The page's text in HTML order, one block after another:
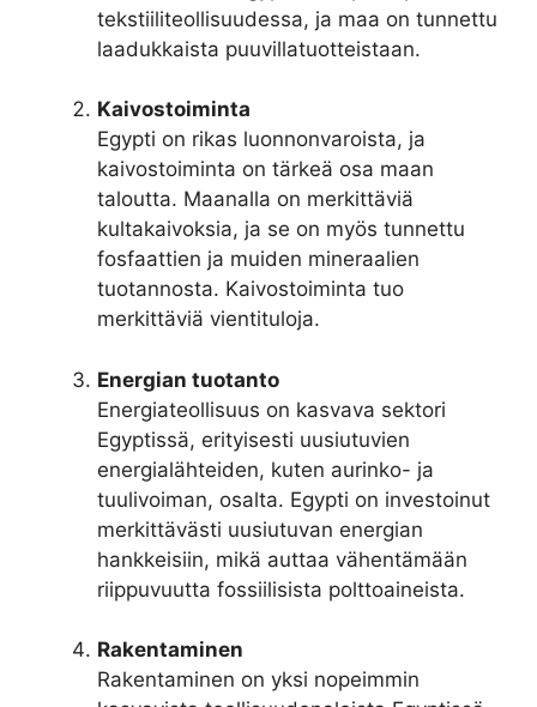
tekstiiliteollisuudessa, ja maa on tunnettu
laadukkaista puuvillatuotteistaan.
Kaivostoiminta
Egypti on rikas luonnonvaroista, ja
kaivostoiminta on tärkeä osa maan
taloutta. Maanalla on merkittäviä
kultakaivoksia, ja se on myös tunnettu
fosfaattien ja muiden mineraalien
tuotannosta. Kaivostoiminta tuo
merkittäviä vientituloja.
Energian tuotanto
Energiateollisuus on kasvava sektori
Egyptissä, erityisesti uusiutuvien
energialähteiden, kuten aurinko- ja
tuulivoiman, osalta. Egypti on investoinut
merkittävästi uusiutuvan energian
hankkeisiin, mikä auttaa vähentämään
riippuvuutta fossiilisista polttoaineista.
Rakentaminen
Rakentaminen on yksi nopeimmin